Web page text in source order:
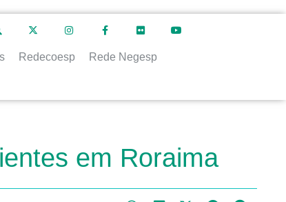
Redecoesp Rede Negesp
em Roraima